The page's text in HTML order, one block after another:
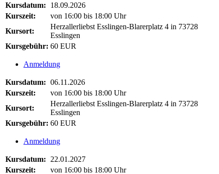
Kursdatum:
18.09.2026
Kurszeit:
von 16:00 bis 18:00 Uhr
Kursort:
Herzallerliebst Esslingen-Blarerplatz 4 in 73728
Esslingen
Kursgebühr: 60 EUR
Anmeldung
Kursdatum: 06.11.2026
Kurszeit:
von 16:00 bis 18:00 Uhr
Kursort:
Herzallerliebst Esslingen-Blarerplatz 4 in 73728
Esslingen
Kursgebühr: 60 EUR
Anmeldung
Kursdatum:
22.01.2027
Kurszeit:
von 16:00 bis 18:00 Uhr